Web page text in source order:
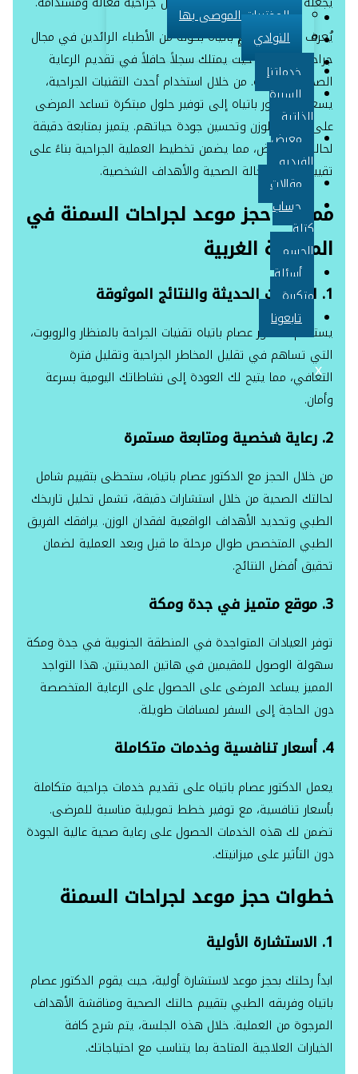
حساب كتلة الجسم
أسئلة متكررة
تابعونا
X
المختبرات الموصى بها
النوادي
خدماتنا
السيرة
الذاتية
معرض
الفيديو
مقالات
حساب
كتلة
الجسم
أسئلة
متكررة
تابعونا
X
يُعرف الدكتور عصام باتياه بكونه من الأطباء الرائدين في مجال
جراحات السمنة، حيث يمتلك سجلاً حافلاً في تقديم الرعاية
الصحية المتميزة. من خلال استخدام أحدث التقنيات الجراحية،
يسعى الدكتور باتياه إلى توفير حلول مبتكرة تساعد المرضى
على فقدان الوزن وتحسين جودة حياتهم. يتميز بمتابعة دقيقة
لحالة كل مريض، مما يضمن تخطيط العملية الجراحية بناءً على
تقييم شامل للحالة الصحية والأهداف الشخصية.
مميزات حجز موعد لجراحات السمنة في
المنطقة الغربية
1. التقنيات الحديثة والنتائج الموثوقة
يستخدم الدكتور عصام باتياه تقنيات الجراحة بالمنظار والروبوت،
التي تساهم في تقليل المخاطر الجراحية وتقليل فترة
التعافي، مما يتيح لك العودة إلى نشاطاتك اليومية بسرعة
وأمان.
2. رعاية شخصية ومتابعة مستمرة
من خلال الحجز مع الدكتور عصام باتياه، ستحظى بتقييم شامل
لحالتك الصحية من خلال استشارات دقيقة، تشمل تحليل تاريخك
الطبي وتحديد الأهداف الواقعية لفقدان الوزن. يرافقك الفريق
الطبي المتخصص طوال مرحلة ما قبل وبعد العملية لضمان
تحقيق أفضل النتائج.
3. موقع متميز في جدة ومكة
توفر العيادات المتواجدة في المنطقة الجنوبية في جدة ومكة
سهولة الوصول للمقيمين في هاتين المدينتين. هذا التواجد
المميز يساعد المرضى على الحصول على الرعاية المتخصصة
دون الحاجة إلى السفر لمسافات طويلة.
4. أسعار تنافسية وخدمات متكاملة
يعمل الدكتور عصام باتياه على تقديم خدمات جراحية متكاملة
بأسعار تنافسية، مع توفير خطط تمويلية مناسبة للمرضى.
تضمن لك هذه الخدمات الحصول على رعاية صحية عالية الجودة
دون التأثير على ميزانيتك.
خطوات حجز موعد لجراحات السمنة
1. الاستشارة الأولية
ابدأ رحلتك بحجز موعد لاستشارة أولية، حيث يقوم الدكتور عصام
باتياه وفريقه الطبي بتقييم حالتك الصحية ومناقشة الأهداف
المرجوة من العملية. خلال هذه الجلسة، يتم شرح كافة
الخيارات العلاجية المتاحة بما يتناسب مع احتياجاتك.